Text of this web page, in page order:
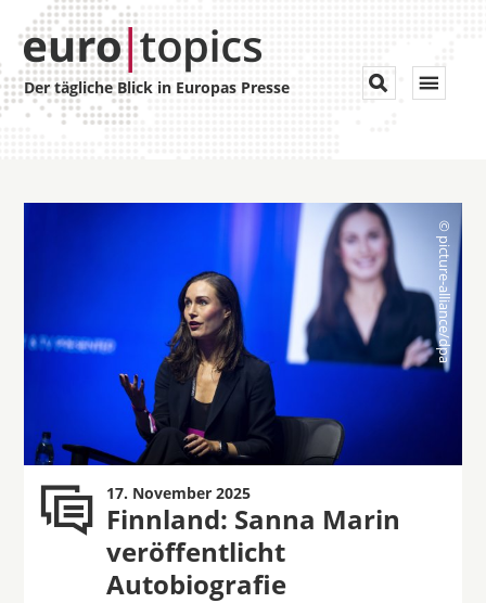
Der tägliche Blick in Europas Presse Toggle


17. November 2025
Finnland: Sanna Marin
veröffentlicht
Autobiografie